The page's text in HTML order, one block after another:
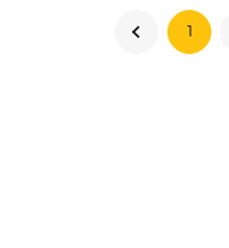
1